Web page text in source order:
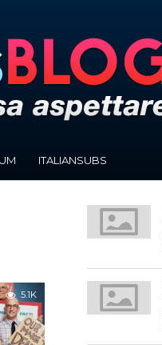
ITALIANSUBS
5.1K